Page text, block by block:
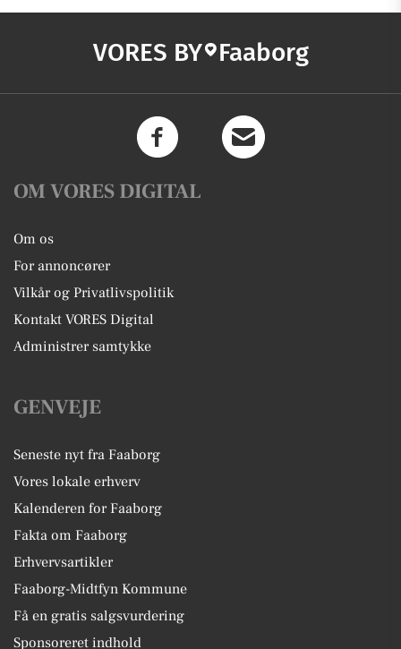
VORES BY Faaborg
OM VORES DIGITAL
Om os
For annoncører
Vilkår og Privatlivspolitik
Kontakt VORES Digital
Administrer samtykke
GENVEJE
Seneste nyt fra Faaborg
Vores lokale erhverv
Kalenderen for Faaborg
Fakta om Faaborg
Erhvervsartikler
Faaborg-Midtfyn Kommune
Få en gratis salgsvurdering
Sponsoreret indhold